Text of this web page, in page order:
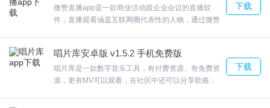
微赞直播app是一款商业活动跟企业会议的直播软
件，直播观看涵盖互联网圈代表性的人物，通过微赞
的帮助，在此可以查看线下举办的商业活动的实时转
播，即使没有到达现场也能感受活动的气氛；自己也
能一秒变身为这里的主播，用户可以自己决定直播的
下载
唱片库安卓版 v1.5.2 手机免费版
唱片库是一款数字音乐工具，有付费资源、有免费资
源，更有MV可以观看，在社区中还可以分享歌曲，
下载